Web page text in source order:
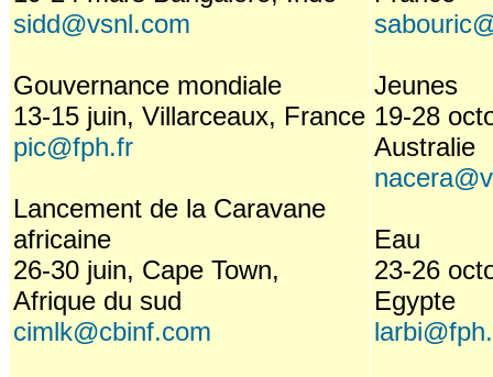
sidd@vsnl.com
Gouvernance mondiale
13-15 juin, Villarceaux, France
pic@fph.fr
Lancement de la Caravane
africaine
26-30 juin, Cape Town,
Afrique du sud
cimlk@cbinf.com
Jeunes
19-28
Australie
Eau
23-26
Egypte